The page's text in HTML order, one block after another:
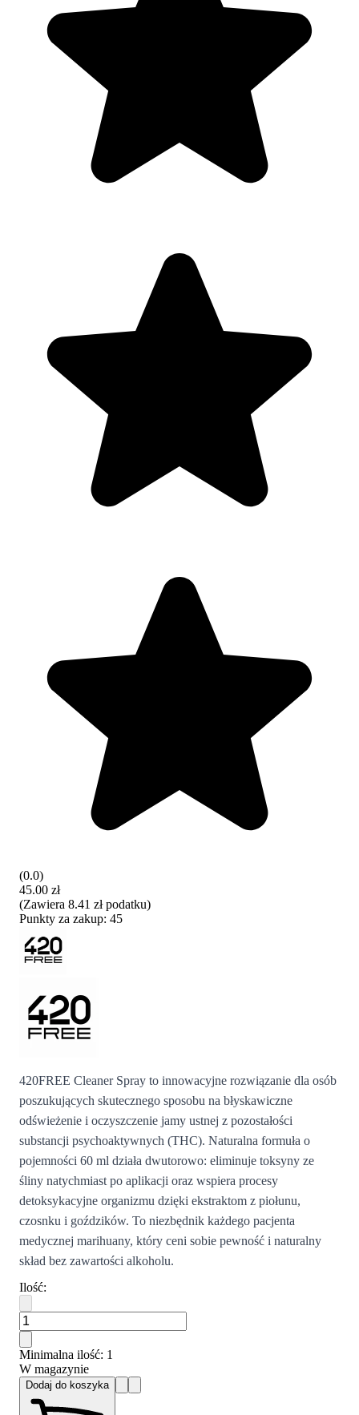
(0.0)
45.00 zł
(Zawiera 8.41 zł podatku)
Punkty za zakup: 45
420FREE Cleaner Spray to innowacyjne rozwiązanie dla osób
poszukujących skutecznego sposobu na błyskawiczne
odświeżenie i oczyszczenie jamy ustnej z pozostałości
substancji psychoaktywnych (THC). Naturalna formuła o
pojemności 60 ml działa dwutorowo: eliminuje toksyny ze
śliny natychmiast po aplikacji oraz wspiera procesy
detoksykacyjne organizmu dzięki ekstraktom z piołunu,
czosnku i goździków. To niezbędnik każdego pacjenta
medycznej marihuany, który ceni sobie pewność i naturalny
skład bez zawartości alkoholu.
Ilość:
Minimalna ilość: 1
W magazynie
Dodaj do koszyka